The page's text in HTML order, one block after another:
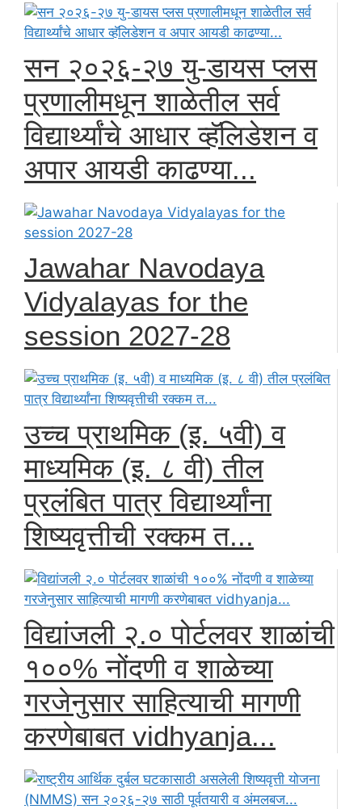
सन २०२६-२७ यु-डायस प्लस
प्रणालीमधून शाळेतील सर्व
विद्यार्थ्यांचे आधार व्हॅलिडेशन व
अपार आयडी काढण्या...
Jawahar Navodaya
Vidyalayas for the
session 2027-28
उच्च प्राथमिक (इ. ५वी) व
माध्यमिक (इ. ८ वी) तील
प्रलंबित पात्र विद्यार्थ्यांना
शिष्यवृत्तीची रक्कम त...
विद्यांजली २.० पोर्टलवर शाळांची
१००% नोंदणी व शाळेच्या
गरजेनुसार साहित्याची मागणी
करणेबाबत vidhyanja...